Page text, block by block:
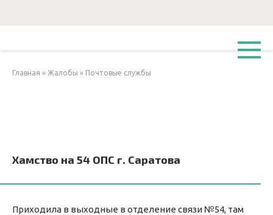
Главная » Жалобы » Почтовые службы
Хамство на 54 ОПС г. Саратова
Приходила в выходные в отделение связи №54, там